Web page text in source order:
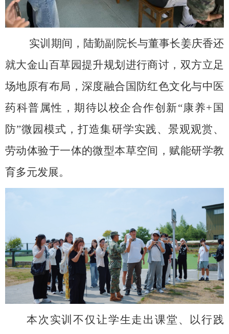
实训期间，陆勤副院长与董事长姜庆香还
就大金山百草园提升规划进行商讨，双方立足
场地原有布局，深度融合国防红色文化与中医
药科普属性，期待以校企合作创新“康养+国
防”微园模式，打造集研学实践、景观观赏、
劳动体验于一体的微型本草空间，赋能研学教
育多元发展。
本次实训不仅让学生走出课堂、以行践